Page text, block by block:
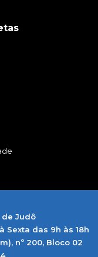
Judô
Sexta das 9h às 18h
nº 200, Bloco 02